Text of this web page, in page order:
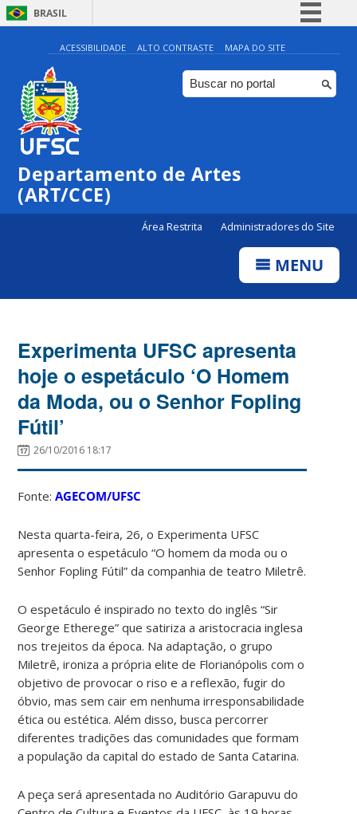
BRASIL
Simplifique!
Comunica BR
Participe
Canais
ACESSIBILIDADE ALTO CONTRASTE MAPA DO SITE
Departamento de Artes
(ART/CCE)
Área Restrita Administradores do Site
MENU
Experimenta UFSC apresenta
hoje o espetáculo ‘O Homem
da Moda, ou o Senhor Fopling
Fútil’
26/10/2016 18:17
Fonte:AGECOM/UFSC
Nesta quarta-feira, 26, o Experimenta UFSC
apresenta o espetáculo “O homem da moda ou o
Senhor Fopling Fútil” da companhia de teatro Miletrê.
O espetáculo é inspirado no texto do inglês “Sir
George Etherege” que satiriza a aristocracia inglesa
nos trejeitos da época. Na adaptação, o grupo
Miletrê, ironiza a própria elite de Florianópolis com o
objetivo de provocar o riso e a reflexão, fugir do
óbvio, mas sem cair em nenhuma irresponsabilidade
ética ou estética. Além disso, busca percorrer
diferentes tradições das comunidades que formam
a população da capital do estado de Santa Catarina.
A peça será apresentada no Auditório Garapuvu do